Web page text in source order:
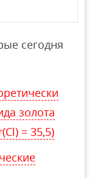
сегодня
золота
= 35,5)